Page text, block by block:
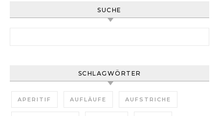
SUCHE
SCHLAGWÖRTER
APERITIF AUFLÄUFE AUFSTRICHE